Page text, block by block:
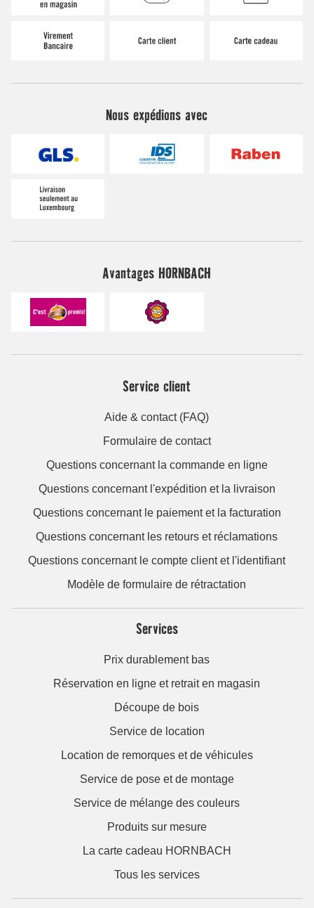
Nous expédions avec
Avantages HORNBACH
Service client
Aide & contact (FAQ)
Formulaire de contact
Questions concernant la commande en ligne
Questions concernant l'expédition et la livraison
Questions concernant le paiement et la facturation
Questions concernant les retours et réclamations
Questions concernant le compte client et l'identifiant
Modèle de formulaire de rétractation
Services
Prix durablement bas
Réservation en ligne et retrait en magasin
Découpe de bois
Service de location
Location de remorques et de véhicules
Service de pose et de montage
Service de mélange des couleurs
Produits sur mesure
La carte cadeau HORNBACH
Tous les services